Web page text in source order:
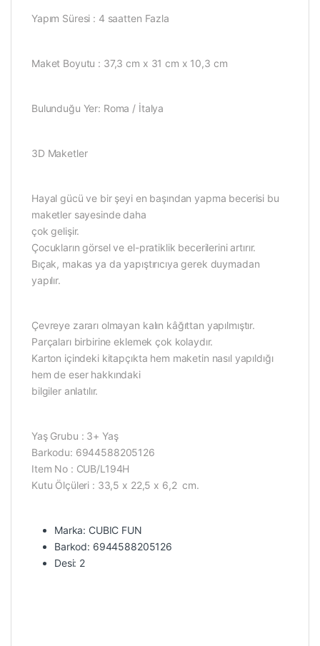
Yapım Süresi : 4 saatten Fazla
Maket Boyutu : 37,3 cm x 31 cm x 10,3 cm
Bulunduğu Yer: Roma / İtalya
3D Maketler
Hayal gücü ve bir şeyi en başından yapma becerisi bu
maketler sayesinde daha
çok gelişir.
Çocukların görsel ve el-pratiklik becerilerini artırır.
Bıçak, makas ya da yapıştırıcıya gerek duymadan
yapılır.
Çevreye zararı olmayan kalın kâğıttan yapılmıştır.
Parçaları birbirine eklemek çok kolaydır.
Karton içindeki kitapçıkta hem maketin nasıl yapıldığı
hem de eser hakkındaki
bilgiler anlatılır.
Yaş Grubu : 3+ Yaş
Barkodu: 6944588205126
Item No : CUB/L194H
Kutu Ölçüleri : 33,5 x 22,5 x 6,2 cm.
Marka: CUBIC FUN
Barkod: 6944588205126
Desi: 2